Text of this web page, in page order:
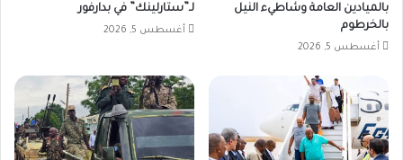
بالميادين العامة وشاطيء النيل
بالخرطوم
أغسطس 5, 2026
لـ”ستارلينك” في بدارفور
أغسطس 5, 2026